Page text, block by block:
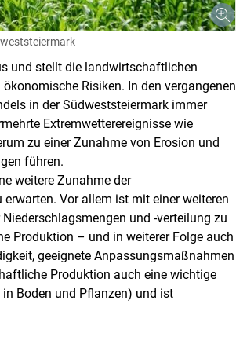
Skip to main content
und stellt die landwirtschaftlichen
Risiken. In den vergangenen
in der Südweststeiermark immer
Extremwetterereignisse wie
zu einer Zunahme von Erosion und
führen.
weitere Zunahme der
Vor allem ist mit einer weiteren
und -verteilung zu
Produktion – und in weiterer Folge auch
geeignete Anpassungsmaßnahmen
Produktion auch eine wichtige
Boden und Pflanzen) und ist